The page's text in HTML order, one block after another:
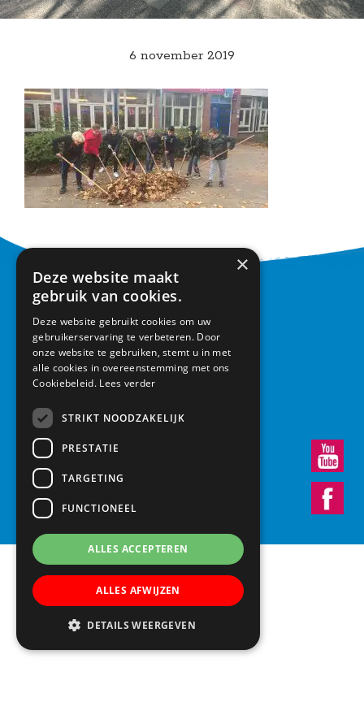
6 november 2019
CONTACT
Basisschool Vroonestein
Lohengrinhof 15-17
3438 RA Nieuwegein
030 – 6037291
×
Deze website maakt
gebruik van cookies.
Deze website gebruikt cookies om uw
gebruikerservaring te verbeteren. Door
onze website te gebruiken, stemt u in met
alle cookies in overeenstemming met ons
Cookiebeleid. Lees verder
STRIKT NOODZAKELIJK
PRESTATIE
TARGETING
FUNCTIONEEL
ALLES ACCEPTEREN
ALLES AFWIJZEN
DETAILS WEERGEVEN